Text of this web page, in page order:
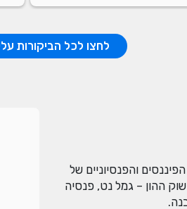
לחצו לכל הביקורות
והפנסיוניים של
ההון – גמל נט, פנסיה